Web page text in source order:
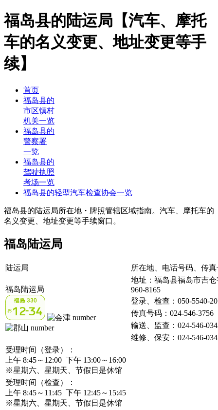
福岛县的陆运局【汽车、摩托
车的名义变更、地址变更等手
续】
首页
福岛县的
市区镇村
机关一览
福岛县的
警察署
一览
福岛县的
驾驶执照
考场一览
福岛县的轻型汽车检查协会一览
福岛县的陆运局所在地・牌照管辖区域指南。汽车、摩托车的
名义变更、地址变更等手续窗口。
福岛陆运局
陆运局 所在地、电话号码、传
福岛陆运局
地址：福岛县福岛市吉
960-8165
登录、检查 ：050-5540-
传真号码： 024-546-3756
输送、监查：024-546-
维修、保安：024-546-
受理时间（登录）：
上午 8:45～12:00 下午 13:00～16:00
※星期六、星期天、节假日是休馆
受理时间（检查）：
上午 8:45～11:45 下午 12:45～15:45
※星期六、星期天、节假日是休馆